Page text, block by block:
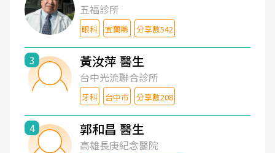
五福診所
眼科 宜蘭縣 分享數542
3 黃汝萍 醫生
台中光流聯合診所
牙科 台中市 分享數208
4 郭和昌 醫生
高雄長庚紀念醫院